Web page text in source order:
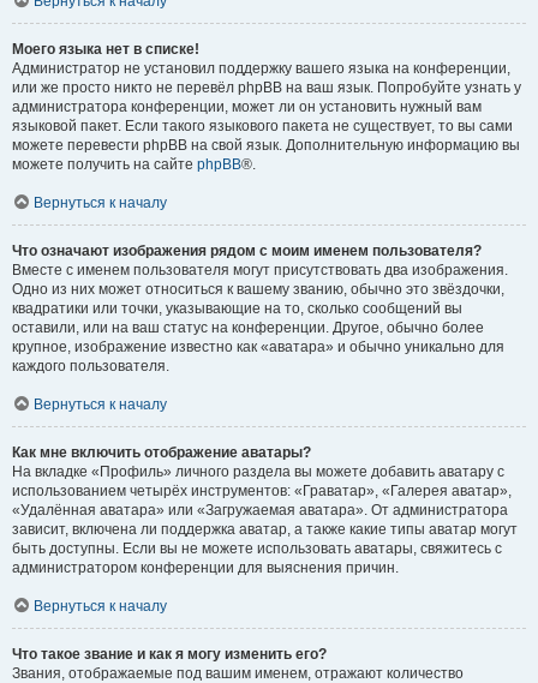
Моего языка нет в списке!
Администратор не установил поддержку вашего языка на конференции,
или же просто никто не перевёл phpBB на ваш язык. Попробуйте узнать у
администратора конференции, может ли он установить нужный вам
языковой пакет. Если такого языкового пакета не существует, то вы сами
можете перевести phpBB на свой язык. Дополнительную информацию вы
можете получить на сайте phpBB®.
Вернуться к началу
Что означают изображения рядом с моим именем пользователя?
Вместе с именем пользователя могут присутствовать два изображения.
Одно из них может относиться к вашему званию, обычно это звёздочки,
квадратики или точки, указывающие на то, сколько сообщений вы
оставили, или на ваш статус на конференции. Другое, обычно более
крупное, изображение известно как «аватара» и обычно уникально для
каждого пользователя.
Вернуться к началу
Как мне включить отображение аватары?
На вкладке «Профиль» личного раздела вы можете добавить аватару с
использованием четырёх инструментов: «Граватар», «Галерея аватар»,
«Удалённая аватара» или «Загружаемая аватара». От администратора
зависит, включена ли поддержка аватар, а также какие типы аватар могут
быть доступны. Если вы не можете использовать аватары, свяжитесь с
администратором конференции для выяснения причин.
Вернуться к началу
Что такое звание и как я могу изменить его?
Звания, отображаемые под вашим именем, отражают количество